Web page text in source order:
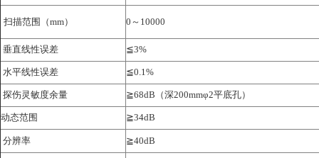
扫描范围（mm） 0～10000
垂直线性误差 ≦3%
水平线性误差 ≦0.1%
探伤灵敏度余量 ≧68dB（深200mmφ2平底孔）
动态范围 ≧34dB
分辨率 ≧40dB